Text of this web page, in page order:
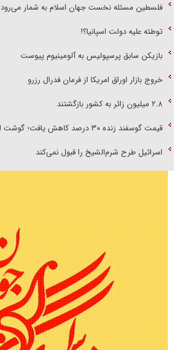
فلسطین مسئله نخست جهان اسلام به شمار می‌رود
توطئه علیه دولت اسپانیا؟!
بازیکن سابق پرسپولیس به آلومینیوم پیوست
خروج بازار اوراق امریکا از فرمان فدرال رزرو
۲.۸ میلیون زائر به کشور بازگشتند
قیمت گوسفند زنده ۳۰ درصد کاهش یافت؛ گوشت ارزان نشد
اسرائیل طرح شرم‌الشیخ را قبول نمی‌کند